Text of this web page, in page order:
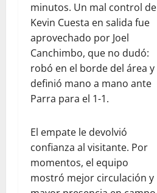
minutos. Un mal control de
Kevin Cuesta en salida fue
aprovechado por Joel
Canchimbo, que no dudó:
robó en el borde del área y
definió mano a mano ante
Parra para el 1-1.
El empate le devolvió
confianza al visitante. Por
momentos, el equipo
mostró mejor circulación y